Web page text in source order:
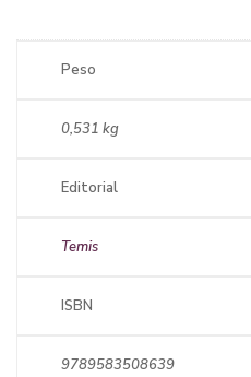
Peso
0,531 kg
Editorial
Temis
ISBN
9789583508639